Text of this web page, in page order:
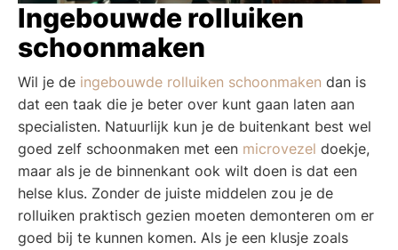
Ingebouwde rolluiken
schoonmaken
Wil je de ingebouwde rolluiken schoonmaken dan is
dat een taak die je beter over kunt gaan laten aan
specialisten. Natuurlijk kun je de buitenkant best wel
goed zelf schoonmaken met een microvezel doekje,
maar als je de binnenkant ook wilt doen is dat een
helse klus. Zonder de juiste middelen zou je de
rolluiken praktisch gezien moeten demonteren om er
goed bij te kunnen komen. Als je een klusje zoals